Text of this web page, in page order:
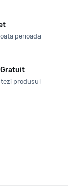
perioada
produsul